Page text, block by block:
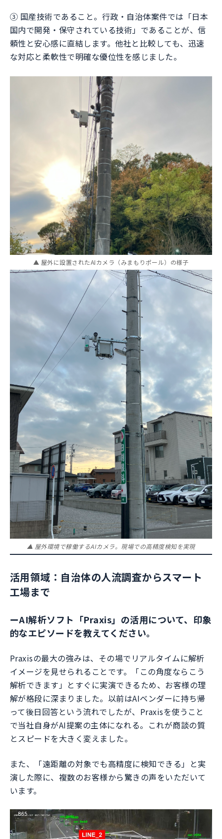
③ 国産技術であること。行政・自治体案件では「日本
国内で開発・保守されている技術」であることが、信
頼性と安心感に直結します。他社と比較しても、迅速
な対応と柔軟性で明確な優位性を感じました。
▲ 屋外に設置されたAIカメラ（みまもりポール）の様子
▲ 屋外環境で稼働するAIカメラ。現場での高精度検知を実現
活用領域：自治体の人流調査からスマート
工場まで
ーAI解析ソフト「Praxis」の活用について、印象
的なエピソードを教えてください。
Praxisの最大の強みは、その場でリアルタイムに解析
イメージを見せられることです。「この角度ならこう
解析できます」とすぐに実演できるため、お客様の理
解が格段に深まりました。以前はAIベンダーに持ち帰
って後日回答という流れでしたが、Praxisを使うこと
で当社自身がAI提案の主体になれる。これが商談の質
とスピードを大きく変えました。
また、「遠距離の対象でも高精度に検知できる」と実
演した際に、複数のお客様から驚きの声をいただいて
います。